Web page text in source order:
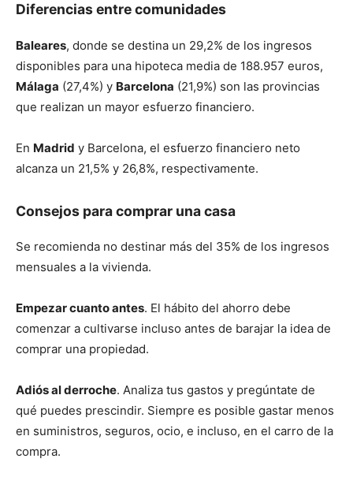
Diferencias entre comunidades
Baleares, donde se destina un 29,2% de los ingresos
disponibles para una hipoteca media de 188.957 euros,
Málaga (27,4%) y Barcelona (21,9%) son las provincias
que realizan un mayor esfuerzo financiero.
En Madrid y Barcelona, el esfuerzo financiero neto
alcanza un 21,5% y 26,8%, respectivamente.
Consejos para comprar una casa
Se recomienda no destinar más del 35% de los ingresos
mensuales a la vivienda.
Empezar cuanto antes. El hábito del ahorro debe
comenzar a cultivarse incluso antes de barajar la idea de
comprar una propiedad.
Adiós al derroche. Analiza tus gastos y pregúntate de
qué puedes prescindir. Siempre es posible gastar menos
en suministros, seguros, ocio, e incluso, en el carro de la
compra.